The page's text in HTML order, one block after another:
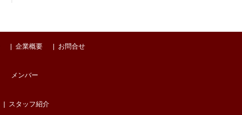
企業概要
メンバー
スタッフ紹介
お問合せ